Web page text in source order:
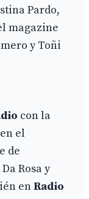
Pardo,
magazine
y Toñi
con la
en el
de
Rosa y
en Radio